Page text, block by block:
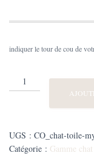
indiquer le tour de cou de
quantité
de
chat
toile
UGS : CO_chat-toile-
Catégorie : Gamme chat